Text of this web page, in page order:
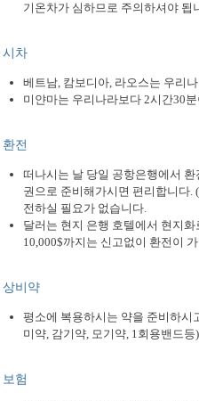
기온차가 심하므로 주의하셔야 됩
시차
베트남, 캄보디아, 라오스는 우리
미얀마는 우리나라보다 2시간30
환전
떠나시는 날 당일 공항은행에서
권으로 준비해가시면 편리합니다.
전하실 필요가 없습니다.
달러는 현지 은행 호텔에서 현지
10,000$까지는 신고없이 환전이
상비약
평소에 복용하시는 약을 준비하시
미약, 감기약, 모기약, 1회용밴드등)
보험